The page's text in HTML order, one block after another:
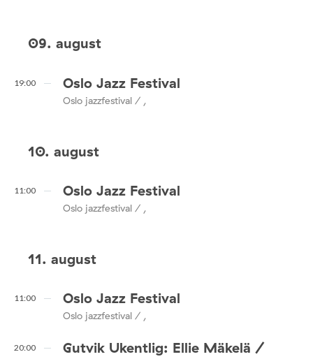
09. august
19:00 Oslo Jazz Festival
Oslo jazzfestival / ,
10. august
11:00 Oslo Jazz Festival
Oslo jazzfestival / ,
11. august
11:00 Oslo Jazz Festival
Oslo jazzfestival / ,
20:00
Gutvik Ukentlig: Ellie Mäkelä /